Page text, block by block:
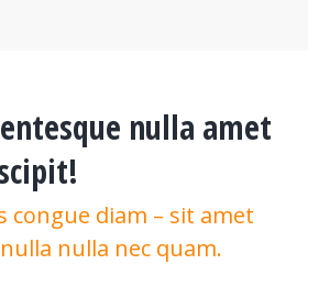
nulla amet
congue diam – sit amet
nulla nec quam.